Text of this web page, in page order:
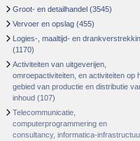
Groot- en detailhandel (3545)
Vervoer en opslag (455)
Logies-, maaltijd- en
(1170)
Activiteiten van uitgeverijen,
omroepactiviteiten, en activiteiten op
gebied van productie en distributie
inhoud (107)
Telecommunicatie,
computerprogrammering en
consultancy, informatica-